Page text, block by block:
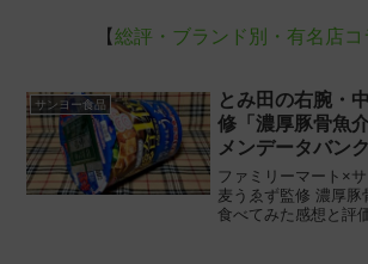
【総評・ブランド別・有名店コ
サンヨー食品
とみ田の右腕・
修「濃厚豚骨魚
メンデータバン
ファミマ限定で
ファミリーマート×
麦うゑず監修 濃厚豚
食べてみた感想と評
位に輝いた山梨甲府